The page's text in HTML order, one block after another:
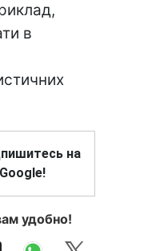
в
на
удобно!